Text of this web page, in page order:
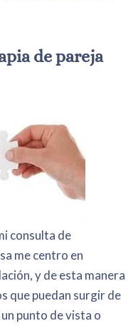
de pareja
consulta de
me centro en
y de esta manera
que puedan surgir de
punto de vista o